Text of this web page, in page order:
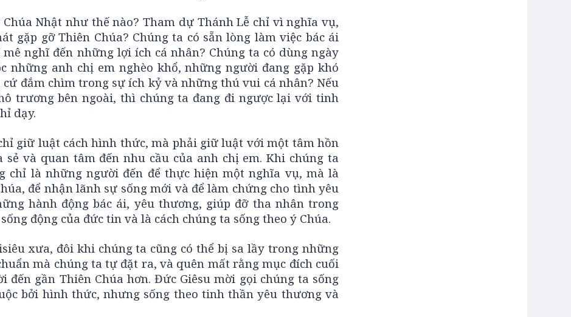
Nhật như thế nào? Tham dự Thánh Lễ chỉ vì nghĩa vụ,
gặp gỡ Thiên Chúa? Chúng ta có sẵn lòng làm việc bác ái
nghĩ đến những lợi ích cá nhân? Chúng ta có dùng ngày
những anh chị em nghèo khổ, những người đang gặp khó
đắm chìm trong sự ích kỷ và những thú vui cá nhân? Nếu
trương bên ngoài, thì chúng ta đang đi ngược lại với tinh
dạy.
giữ luật cách hình thức, mà phải giữ luật với một tâm hồn
và quan tâm đến nhu cầu của anh chị em. Khi chúng ta
chỉ là những người đến để thực hiện một nghĩa vụ, mà là
để nhận lãnh sự sống mới và để làm chứng cho tình yêu
hành động bác ái, yêu thương, giúp đỡ tha nhân trong
động của đức tin và là cách chúng ta sống theo ý Chúa.
xưa, đôi khi chúng ta cũng có thể bị sa lầy trong những
mà chúng ta tự đặt ra, và quên mất rằng mục đích cuối
đến gần Thiên Chúa hơn. Đức Giêsu mời gọi chúng ta sống
bởi hình thức, nhưng sống theo tinh thần yêu thương và